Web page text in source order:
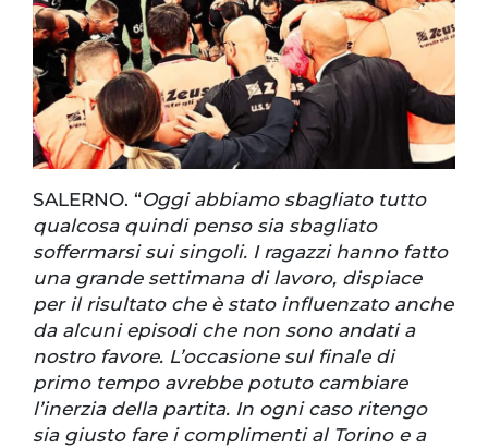
SALERNO. “Oggi abbiamo sbagliato tutto
qualcosa quindi penso sia sbagliato
soffermarsi sui singoli. I ragazzi hanno fatto
una grande settimana di lavoro, dispiace
per il risultato che è stato influenzato anche
da alcuni episodi che non sono andati a
nostro favore. L’occasione sul finale di
primo tempo avrebbe potuto cambiare
l’inerzia della partita. In ogni caso ritengo
sia giusto fare i complimenti al Torino e a